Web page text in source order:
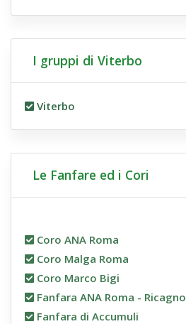
I gruppi di Viterbo
Viterbo
Le Fanfare ed i Cori
Coro ANA Roma
Coro Malga Roma
Coro Marco Bigi
Fanfara ANA Roma - Ricagno
Fanfara di Accumuli